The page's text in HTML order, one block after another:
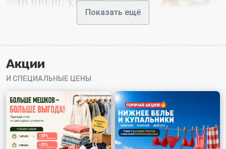
6 DYRBERG/KERN
Дания. Высококачественная сталь, стойкое ионное
напыление (золото, серебро), отсутствие никеля
(гипоаллергенность).
Показать ещё
Акции
И СПЕЦИАЛЬНЫЕ ЦЕНЫ